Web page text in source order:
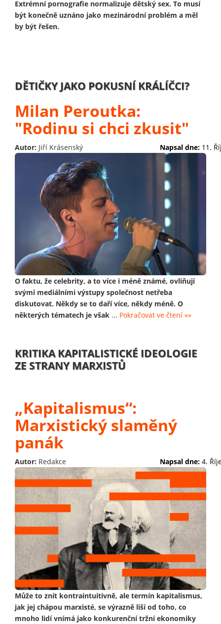
Extrémní pornografie normalizuje dětský sex. To musí
být konečně uznáno jako mezinárodní problém a měl
by být řešen.
DĚTIČKY JAKO POKUSNÍ KRÁLÍČCI?
Milan Peroutka:
"Rodinu si chci zkusit"
Autor: Jiří Krásenský Napsal dne: 11.
O faktu, že celebrity, a to více i méně známé, ovliňují
svými mediálními výstupy společnost netřeba
diskutovat. Někdy se to daří více, někdy méně. O
některých tématech je však ... Pokračovat ve čtení »»
KRITIKA KAPITALISTICKÉ IDEOLOGIE
ZE STRANY MARXISTŮ
„Kapitalismus“:
Marxistický slaměný
panák
Autor: Redakce Napsal dne: 4.
Může to znít kontraintuitivně, ale termín kapitalismus,
jak jej chápou marxisté, se výrazně liší od toho, co
mnoho lidí vnímá jako konkurenční tržní ekonomiky